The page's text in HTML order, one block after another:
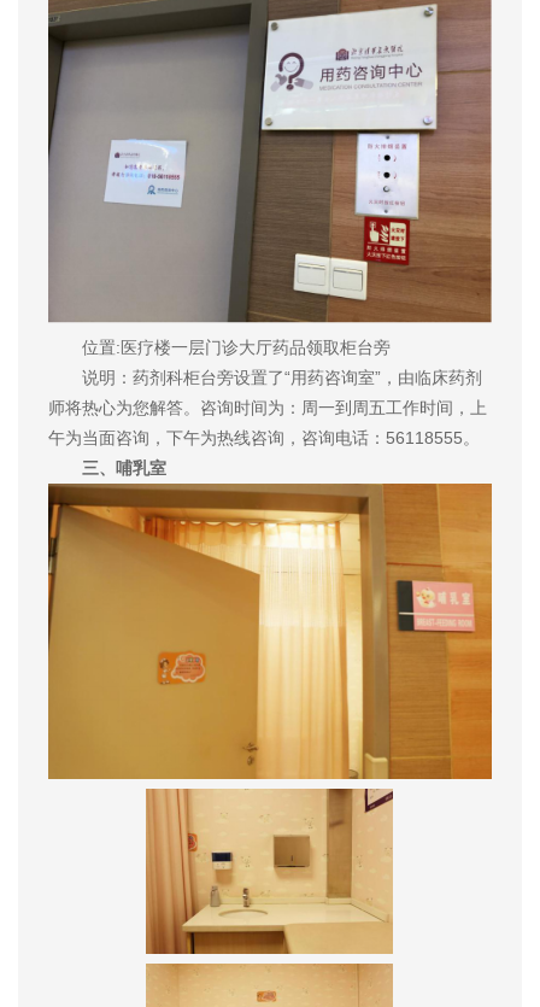
位置:医疗楼一层门诊大厅药品领取柜台旁
说明：药剂科柜台旁设置了“用药咨询室”，由临床药剂
师将热心为您解答。咨询时间为：周一到周五工作时间，上
午为当面咨询，下午为热线咨询，咨询电话：56118555。
三、哺乳室